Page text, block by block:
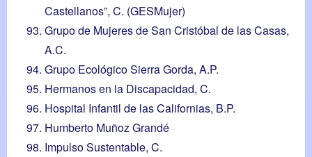
Castellanos”, C. (GESMujer)
Grupo de Mujeres de San Cristóbal de las Casas,
A.C.
Grupo Ecológico Sierra Gorda, A.P.
Hermanos en la Discapacidad, C.
Hospital Infantil de las Californias, B.P.
Humberto Muñoz Grandé
Impulso Sustentable, C.